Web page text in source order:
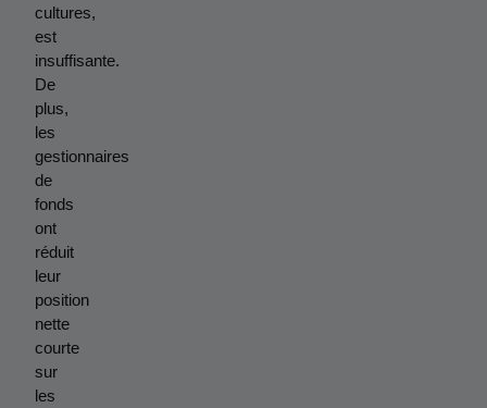
cultures,
est
insuffisante.
De
plus,
les
gestionnaires
de
fonds
ont
réduit
leur
position
nette
courte
sur
les